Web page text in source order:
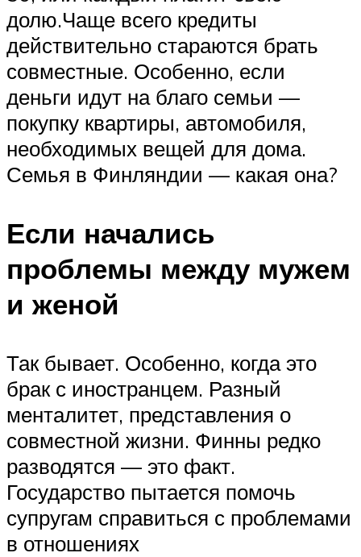
долю.Чаще всего кредиты
действительно стараются брать
совместные. Особенно, если
деньги идут на благо семьи —
покупку квартиры, автомобиля,
необходимых вещей для дома.
Семья в Финляндии — какая она?
Если начались
проблемы между мужем
и женой
Так бывает. Особенно, когда это
брак с иностранцем. Разный
менталитет, представления о
совместной жизни. Финны редко
разводятся — это факт.
Государство пытается помочь
супругам справиться с проблемами
в отношениях